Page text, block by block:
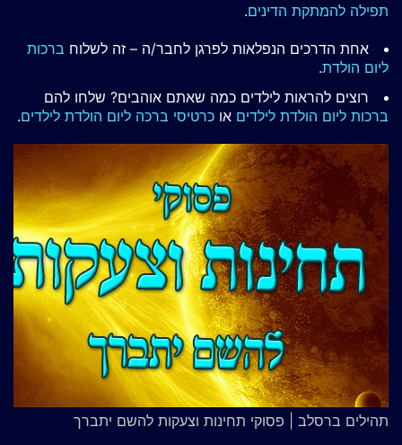
תפילה להמתקת הדינים.
אחת הדרכים הנפלאות לפרגן לחבר/ה – זה לשלוח ברכות
ליום הולדת.
רוצים להראות לילדים כמה שאתם אוהבים? שלחו להם
ברכות ליום הולדת לילדים או כרטיסי ברכה ליום הולדת לילדים.
תהילים ברסלב | פסוקי תחינות וצעקות להשם יתברך